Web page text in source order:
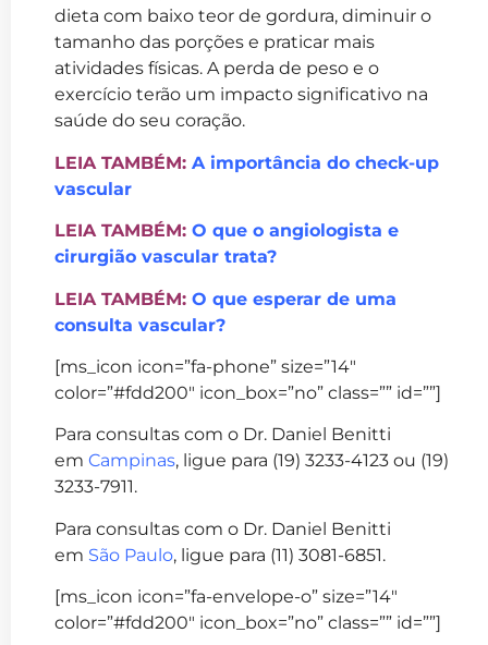
dieta com baixo teor de gordura, diminuir o
tamanho das porções e praticar mais
atividades físicas. A perda de peso e o
exercício terão um impacto significativo na
saúde do seu coração.
LEIA TAMBÉM: A importância do check-up
vascular
LEIA TAMBÉM: O que o angiologista e
cirurgião vascular trata?
LEIA TAMBÉM: O que esperar de uma
consulta vascular?
[ms_icon icon=”fa-phone” size=”14″
color=”#fdd200″ icon_box=”no” class=”” id=””]
Para consultas com o Dr. Daniel Benitti
em Campinas, ligue para (19) 3233-4123 ou (19)
3233-7911.
Para consultas com o Dr. Daniel Benitti
em São Paulo, ligue para (11) 3081-6851.
[ms_icon icon=”fa-envelope-o” size=”14″
color=”#fdd200″ icon_box=”no” class=”” id=””]